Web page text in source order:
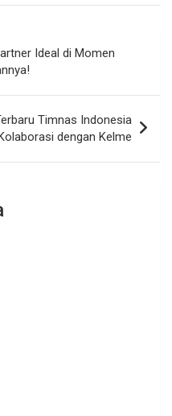
Ideal di Momen
Timnas Indonesia
dengan Kelme